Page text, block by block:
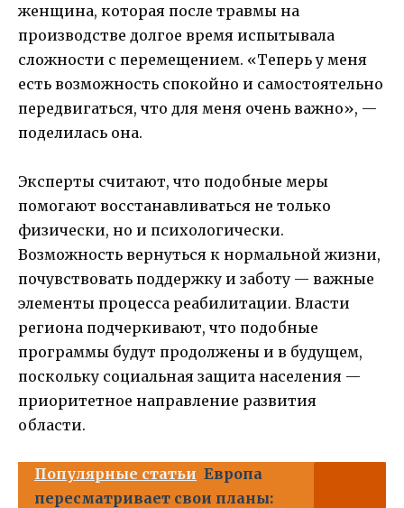
женщина, которая после травмы на
производстве долгое время испытывала
сложности с перемещением. «Теперь у меня
есть возможность спокойно и самостоятельно
передвигаться, что для меня очень важно», —
поделилась она.
Эксперты считают, что подобные меры
помогают восстанавливаться не только
физически, но и психологически.
Возможность вернуться к нормальной жизни,
почувствовать поддержку и заботу — важные
элементы процесса реабилитации. Власти
региона подчеркивают, что подобные
программы будут продолжены и в будущем,
поскольку социальная защита населения —
приоритетное направление развития
области.
Популярные статьи Европа
пересматривает свои планы: